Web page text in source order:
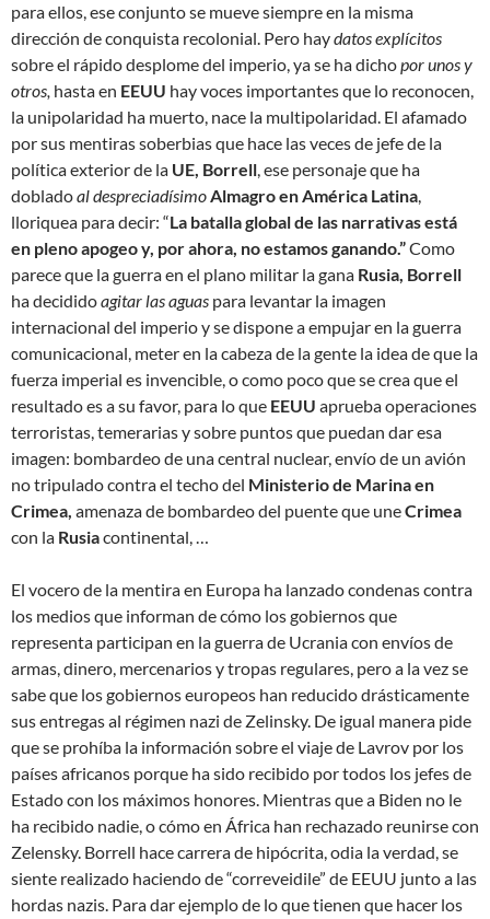
para ellos, ese conjunto se mueve siempre en la misma
dirección de conquista recolonial. Pero haydatos explícitos
sobre el rápido desplome del imperio, ya se ha dichopor unos y
otros, hasta en EEUU hay voces importantes que lo reconocen,
la unipolaridad ha muerto, nace la multipolaridad. El afamado
por sus mentiras soberbias que hace las veces de jefe de la
política exterior de la UE, Borrell, ese personaje que ha
dobladoal despreciadísimoAlmagro en América Latina,
lloriquea para decir: “La batalla global de las narrativas está
en pleno apogeo y, por ahora, no estamos ganando.”Como
parece que la guerra en el plano militar la gana Rusia, Borrell
ha decididoagitar las aguas para levantar la imagen
internacional del imperio y se dispone a empujar en la guerra
comunicacional, meter en la cabeza de la gente la idea de que la
fuerza imperial es invencible, o como poco que se crea que el
resultado es a su favor, para lo que EEUU aprueba operaciones
terroristas, temerarias y sobre puntos que puedan dar esa
imagen: bombardeo de una central nuclear, envío de un avión
no tripulado contra el techo del Ministerio de Marina en
Crimea, amenaza de bombardeo del puente que uneCrimea
con la Rusiacontinental, …
El vocero de la mentira en Europa ha lanzado condenas contra
los medios que informan de cómo los gobiernos que
representa participan en la guerra de Ucrania con envíos de
armas, dinero, mercenarios y tropas regulares, pero a la vez se
sabe que los gobiernos europeos han reducido drásticamente
sus entregas al régimen nazi de Zelinsky. De igual manera pide
que se prohíba la información sobre el viaje de Lavrov por los
países africanos porque ha sido recibido por todos los jefes de
Estado con los máximos honores. Mientras que a Biden no le
ha recibido nadie, o cómo en África han rechazado reunirse con
Zelensky. Borrell hace carrera de hipócrita, odia la verdad, se
siente realizado haciendo de “correveidile” de EEUU junto a las
hordas nazis. Para dar ejemplo de lo que tienen que hacer los